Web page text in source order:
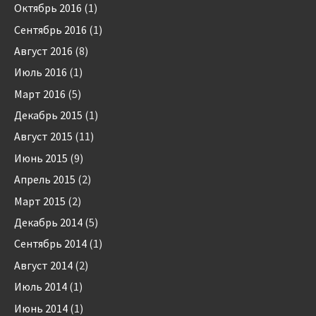
Октябрь 2016 (1)
Сентябрь 2016 (1)
Август 2016 (8)
Июль 2016 (1)
Март 2016 (5)
Декабрь 2015 (1)
Август 2015 (11)
Июнь 2015 (9)
Апрель 2015 (2)
Март 2015 (2)
Декабрь 2014 (5)
Сентябрь 2014 (1)
Август 2014 (2)
Июль 2014 (1)
Июнь 2014 (1)